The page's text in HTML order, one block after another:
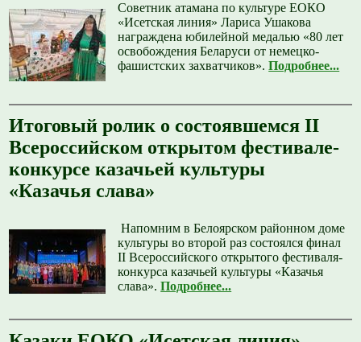
Советник атамана по культуре ЕОКО
«Исетская линия» Лариса Ушакова
награждена юбилейной медалью «80 лет
освобождения Беларуси от немецко-
фашистских захватчиков».Подробнее...
Итоговый ролик о состоявшемся II
Всероссийском открытом фестивале-
конкурсе казачьей культуры
«Казачья слава»
️ Напомним в Белоярском районном доме
культуры во второй раз состоялся финал
II Всероссийского открытого фестиваля-
конкурса казачьей культуры «Казачья
слава».Подробнее...